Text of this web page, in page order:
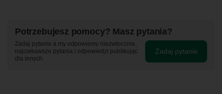
Potrzebujesz pomocy? Masz pytania?
Zadaj pytanie a my odpowiemy niezwłocznie,
najciekawsze pytania i odpowiedzi publikując
dla innych.
Zadaj pytanie